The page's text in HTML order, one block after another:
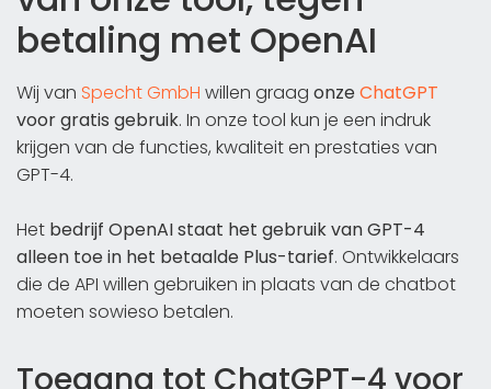
betaling met OpenAI
Wij van Specht GmbH willen graag onzeChatGPT
voor gratis gebruik. In onze tool kun je een indruk
krijgen van de functies, kwaliteit en prestaties van
GPT-4.
Het bedrijf OpenAI staat het gebruik van GPT-4
alleen toe in het betaalde Plus-tarief. Ontwikkelaars
die de API willen gebruiken in plaats van de chatbot
moeten sowieso betalen.
Toegang tot ChatGPT-4 voor